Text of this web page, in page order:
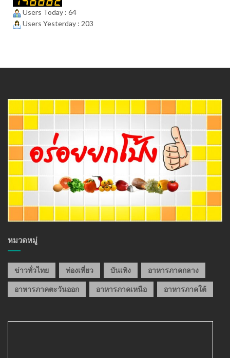
Users Today : 64
Users Yesterday : 203
หมวดหมู่
ข่าวทั่วไทย ท่องเที่ยว บันเทิง อาหารภาคกลาง
อาหารภาคตะวันออก อาหารภาคเหนือ อาหารภาคใต้